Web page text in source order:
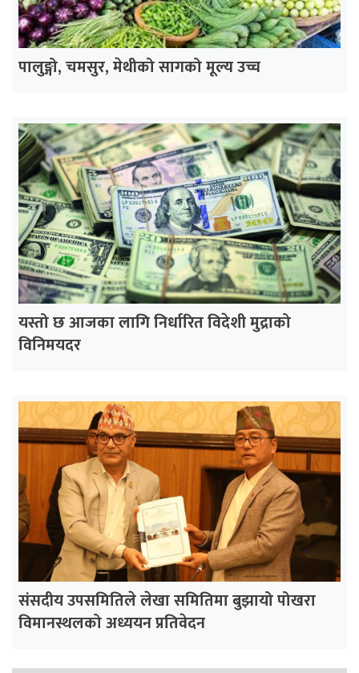
पालुङ्गो, चमसुर, मेथीको सागको मूल्य उच्च
यस्तो छ आजका लागि निर्धारित विदेशी मुद्राको
विनिमयदर
संसदीय उपसमितिले लेखा समितिमा बुझायो पोखरा
विमानस्थलको अध्ययन प्रतिवेदन